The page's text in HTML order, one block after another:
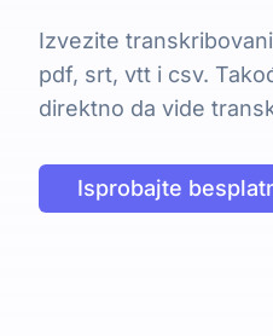
Izvezite
pdf, srt, vtt i csv.
direktno da vide
Isprobajte